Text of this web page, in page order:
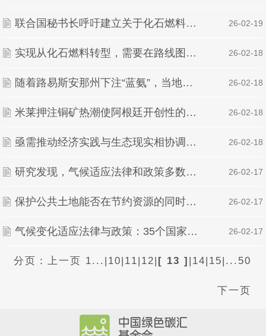
联合国秘书长呼吁建立关于化石燃料转型的“诚实对话”平台 | 26-02-19
实现从化石燃料转型，需要在路线图中看到哪些内容 | 26-02-18
随着路易斯安那州下注“蓝氨”，当地社区为可能出现的空气污染做准备 | 26-02-18
米莱押注铜矿热潮使阿根廷开创性的冰川法岌岌可危 | 26-02-18
亟需推动经济实践与生态现实相协调：将自然资本系统性纳入宏观经济分析框架的政策紧迫性 | 26-02-18
研究发现，气候适应法律和政策多数是在《巴黎协定》签署后通过的 | 26-02-17
保护公共土地能否在节约资源的同时改善居民福祉？ | 26-02-17
气候变化适应法律与政策：35个国家的趋势、差距与机遇回顾 | 26-02-17
分页： 上一页 1... | 10| 11| 12| [ 13 ] | 14| 15| ...50
下一页